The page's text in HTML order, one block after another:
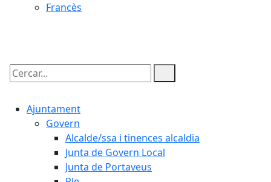
Francès
Cercar:
Ajuntament
Govern
Alcalde/ssa i tinences alcaldia
Junta de Govern Local
Junta de Portaveus